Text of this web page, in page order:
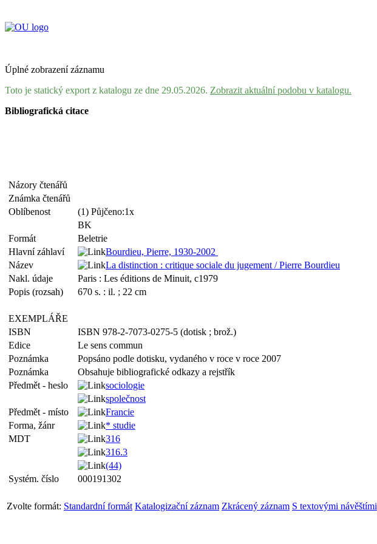
Úplné zobrazení záznamu
Toto je statický export z katalogu ze dne 29.05.2026. Zobrazit aktuální podobu v katalogu.
Bibliografická citace
Názory čtenářů
Známka čtenářů
Oblíbenost
(1) Půjčeno:1x
BK
Formát
Beletrie
Hlavní záhlaví
Bourdieu, Pierre, 1930-2002
Název
La distinction : critique sociale du jugement / Pierre Bourdieu
Nakl. údaje
Paris : Les éditions de Minuit, c1979
Popis (rozsah)
670 s. : il. ; 22 cm
EXEMPLÁŘE
ISBN
ISBN 978-2-7073-0275-5 (dotisk ; brož.)
Edice
Le sens commun
Poznámka
Popsáno podle dotisku, vydaného v roce v roce 2007
Poznámka
Obsahuje bibliografické odkazy a rejstřík
Předmět - heslo
sociologie
společnost
Předmět - místo
Francie
Forma, žánr
* studie
MDT
316
316.3
(44)
Systém. číslo
000191302
Zvolte formát: Standardní formát Katalogizační záznam Zkrácený záznam S textovými návěštími